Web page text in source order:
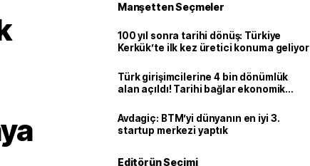
Manşetten Seçmeler
100 yıl sonra tarihi dönüş: Türkiye
Kerkük’te ilk kez üretici konuma geliyor
Türk girişimcilerine 4 bin dönümlük
alan açıldı! Tarihi bağlar ekonomik
Avdagiç: BTM’yi dünyanın en iyi 3.
startup merkezi yaptık
Editörün Seçimi